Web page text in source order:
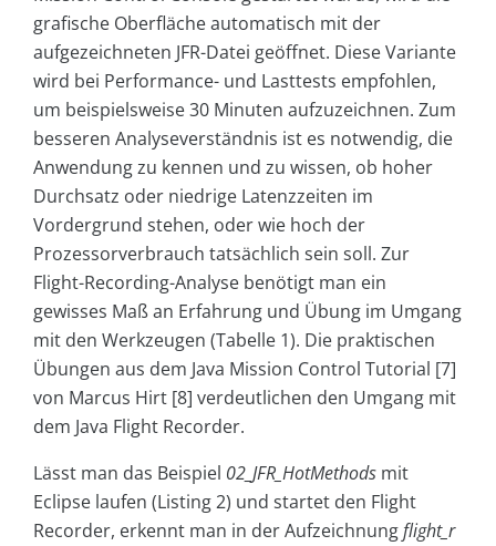
grafische Oberfläche automatisch mit der
aufgezeichneten JFR-Datei geöffnet. Diese Variante
wird bei Performance- und Lasttests empfohlen,
um beispielsweise 30 Minuten aufzuzeichnen. Zum
besseren Analyseverständnis ist es notwendig, die
Anwendung zu kennen und zu wissen, ob hoher
Durchsatz oder niedrige Latenzzeiten im
Vordergrund stehen, oder wie hoch der
Prozessorverbrauch tatsächlich sein soll. Zur
Flight-Recording-Analyse benötigt man ein
gewisses Maß an Erfahrung und Übung im Umgang
mit den Werkzeugen (Tabelle 1). Die praktischen
Übungen aus dem Java Mission Control Tutorial [7]
von Marcus Hirt [8] verdeutlichen den Umgang mit
dem Java Flight Recorder.
Lässt man das Beispiel 02_JFR_HotMethods mit
Eclipse laufen (Listing 2) und startet den Flight
Recorder, erkennt man in der Aufzeichnungflight_r